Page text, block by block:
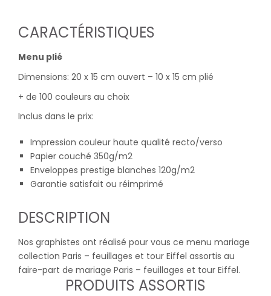
CARACTÉRISTIQUES
Menu plié
Dimensions: 20 x 15 cm ouvert – 10 x 15 cm plié
+ de 100 couleurs au choix
Inclus dans le prix:
Impression couleur haute qualité recto/verso
Papier couché 350g/m2
Enveloppes prestige blanches 120g/m2
Garantie satisfait ou réimprimé
DESCRIPTION
Nos graphistes ont réalisé pour vous ce menu mariage
collection Paris – feuillages et tour Eiffel assortis au
faire-part de mariage Paris – feuillages et tour Eiffel.
PRODUITS ASSORTIS